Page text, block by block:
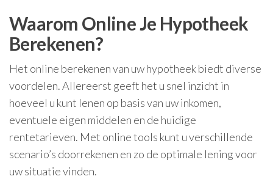
Waarom Online Je Hypotheek
Berekenen?
Het online berekenen van uw hypotheek biedt diverse
voordelen. Allereerst geeft het u snel inzicht in
hoeveel u kunt lenen op basis van uw inkomen,
eventuele eigen middelen en de huidige
rentetarieven. Met online tools kunt u verschillende
scenario’s doorrekenen en zo de optimale lening voor
uw situatie vinden.